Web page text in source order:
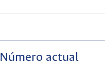
Número actual